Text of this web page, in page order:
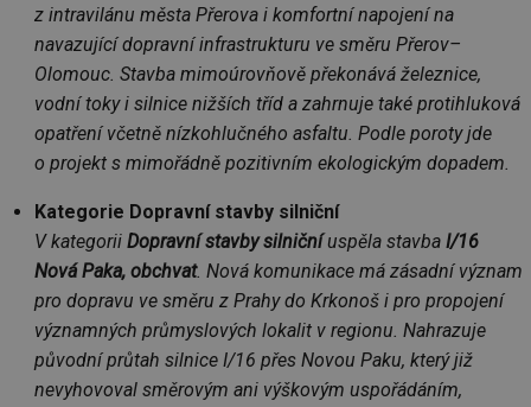
z intravilánu města Přerova i komfortní napojení na
navazující dopravní infrastrukturu ve směru Přerov–
Olomouc. Stavba mimoúrovňově překonává železnice,
vodní toky i silnice nižších tříd a zahrnuje také protihluková
opatření včetně nízkohlučného asfaltu. Podle poroty jde
o projekt s mimořádně pozitivním ekologickým dopadem.
Kategorie Dopravní stavby silniční
V kategorii Dopravní stavby silničníuspěla stavba I/16
Nová Paka, obchvat. Nová komunikace má zásadní význam
pro dopravu ve směru z Prahy do Krkonoš i pro propojení
významných průmyslových lokalit v regionu. Nahrazuje
původní průtah silnice I/16 přes Novou Paku, který již
nevyhovoval směrovým ani výškovým uspořádáním,